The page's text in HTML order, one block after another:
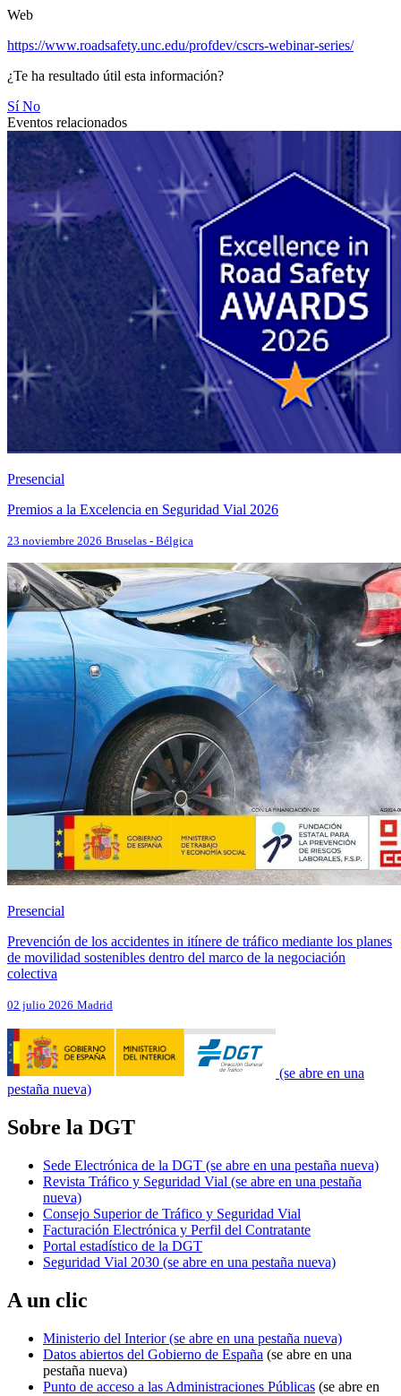
Web
https://www.roadsafety.unc.edu/profdev/cscrs-webinar-series/
¿Te ha resultado útil esta información?
SíNo
Eventos relacionados
Presencial
Premios a la Excelencia en Seguridad Vial 2026
23 noviembre 2026 Bruselas - Bélgica
Presencial
Prevención de los accidentes in itínere de tráfico mediante los planes
de movilidad sostenibles dentro del marco de la negociación
colectiva
02 julio 2026 Madrid
(se abre en una
pestaña nueva)
Sobre la DGT
Sede Electrónica de la DGT (se abre en una pestaña nueva)
Revista Tráfico y Seguridad Vial (se abre en una pestaña
nueva)
Consejo Superior de Tráfico y Seguridad Vial
Facturación Electrónica y Perfil del Contratante
Portal estadístico de la DGT
Seguridad Vial 2030 (se abre en una pestaña nueva)
A un clic
Ministerio del Interior(se abre en una pestaña nueva)
Datos abiertos del Gobierno de España (se abre en una
pestaña nueva)
Punto de acceso a las Administraciones Públicas (se abre en